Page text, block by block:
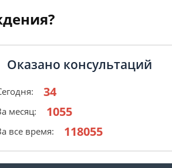
Оказано консультаций
34
месяц: 1055
все время: 118055